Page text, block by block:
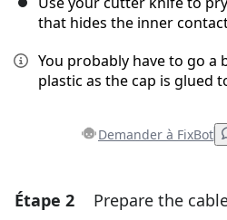
that hides the inner
You probably have to go a
plastic as the cap is glued
Demander à FixBot
Ajouter un
Étape 2 Prepare the